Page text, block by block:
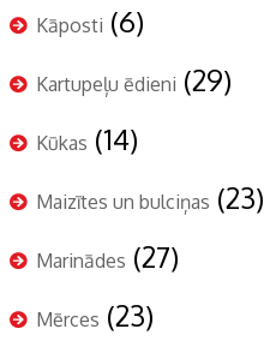
Kāposti (6)
Kartupeļu ēdieni (29)
Kūkas (14)
Maizītes un bulciņas (23)
Marinādes (27)
Mērces (23)